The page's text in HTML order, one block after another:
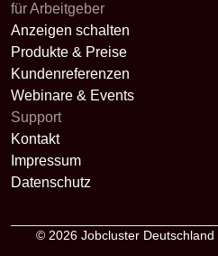
für Arbeitgeber
Anzeigen schalten
Produkte & Preise
Kundenreferenzen
Webinare & Events
Support
Kontakt
Impressum
Datenschutz
© 2026 Jobcluster Deutschland